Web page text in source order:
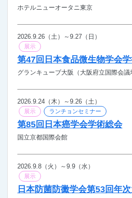
ホテルニューオータニ東京
2026.9.26（土）～9.27（日）
展示
第47回日本食品微生物学会
グランキューブ大阪（大阪府立国際会議
2026.9.24（木）～9.26（土）
展示 ランチョンセミナー
第85回日本癌学会学術総会
国立京都国際会館
2026.9.8（火）～9.9（水）
展示
日本防菌防黴学会第53回年